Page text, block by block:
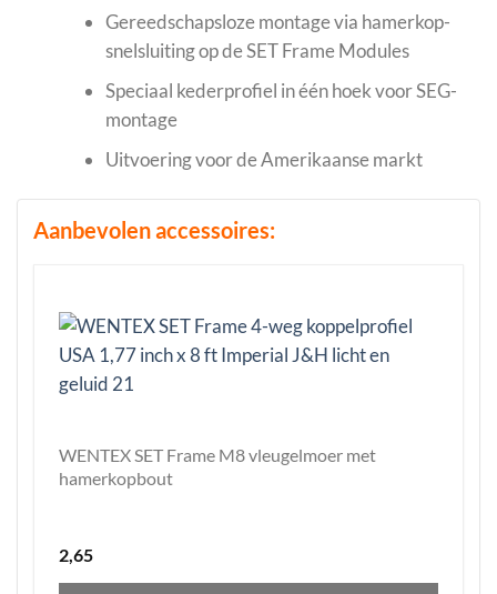
Gereedschapsloze montage via hamerkop-
snelsluiting op de SET Frame Modules
Speciaal kederprofiel in één hoek voor SEG-
montage
Uitvoering voor de Amerikaanse markt
Aanbevolen accessoires:
WENTEX SET Frame M8 vleugelmoer met
hamerkopbout
2,65